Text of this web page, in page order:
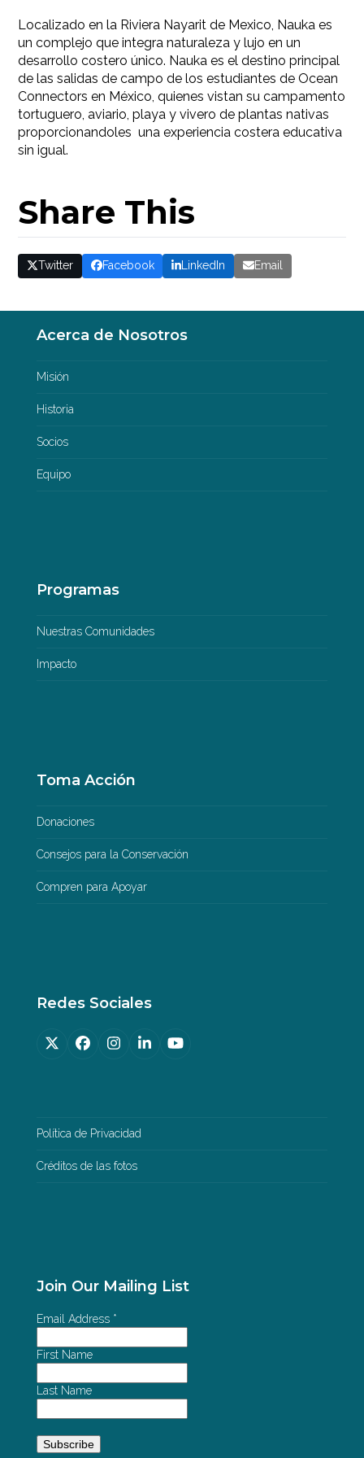
Localizado en la Riviera Nayarit de Mexico, Nauka es
un complejo que integra naturaleza y lujo en un
desarrollo costero único. Nauka es el destino principal
de las salidas de campo de los estudiantes de Ocean
Connectors en México, quienes vistan su campamento
tortuguero, aviario, playa y vivero de plantas nativas
proporcionandoles una experiencia costera educativa
sin igual.
Share This
Twitter Facebook LinkedIn Email
Acerca de Nosotros
Misión
Historia
Socios
Equipo
Programas
Nuestras Comunidades
Impacto
Toma Acción
Donaciones
Consejos para la Conservación
Compren para Apoyar
Redes Sociales
TwitterFacebook
Instagram
LinkedInYouTube
Política de Privacidad
Créditos de las fotos
Join Our Mailing List
Email Address *
First Name
Last Name